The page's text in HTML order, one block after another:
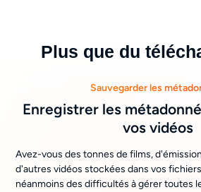
Plus que du
Sauvegarder les
Enregistrer les
vos vidéos
Avez-vous des tonnes de films,
d'autres vidéos stockées dans vos
néanmoins des difficultés à gérer toutes